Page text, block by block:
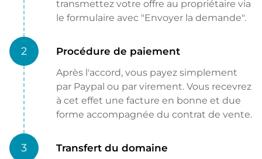
transmettez votre offre au propriétaire via
le formulaire avec "Envoyer la demande".
2 Procédure de paiement
Après l'accord, vous payez simplement
par Paypal ou par virement. Vous recevrez
à cet effet une facture en bonne et due
forme accompagnée du contrat de vente.
3 Transfert du domaine